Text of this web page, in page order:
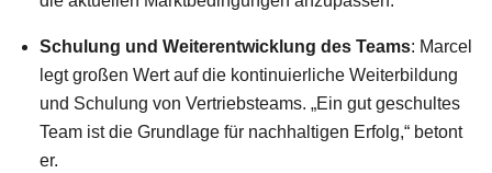
Schulung und Weiterentwicklung des Teams: Marcel
legt großen Wert auf die kontinuierliche Weiterbildung
und Schulung von Vertriebsteams. „Ein gut geschultes
Team ist die Grundlage für nachhaltigen Erfolg,“ betont
er.